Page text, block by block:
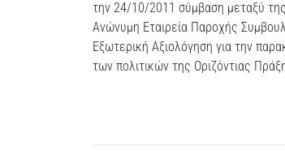
την 24/10/2011 σύμβαση μεταξύ
Ανώνυμη Εταιρεία Παροχής
Εξωτερική Αξιολόγηση για την
των πολιτικών της Οριζόντιας